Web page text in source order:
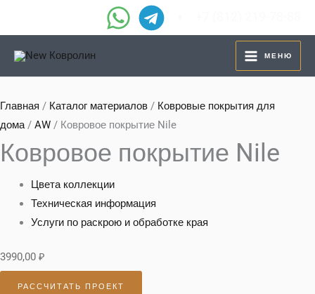
МЕНЮ
Главная / Каталог материалов / Ковровые покрытия для
дома/ AW / Ковровое покрытие Nile
Ковровое покрытие Nile
Цвета коллекции
Техническая информация
Услуги по раскрою и обработке края
3990,00 ₽
РАССЧИТАТЬ ПРОЕКТ